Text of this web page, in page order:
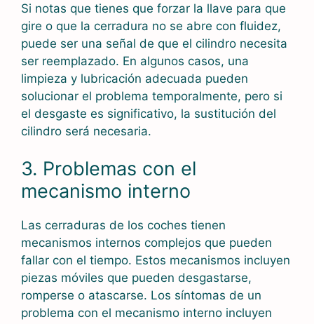
Si notas que tienes que forzar la llave para que
gire o que la cerradura no se abre con fluidez,
puede ser una señal de que el cilindro necesita
ser reemplazado. En algunos casos, una
limpieza y lubricación adecuada pueden
solucionar el problema temporalmente, pero si
el desgaste es significativo, la sustitución del
cilindro será necesaria.
3. Problemas con el
mecanismo interno
Las cerraduras de los coches tienen
mecanismos internos complejos que pueden
fallar con el tiempo. Estos mecanismos incluyen
piezas móviles que pueden desgastarse,
romperse o atascarse. Los síntomas de un
problema con el mecanismo interno incluyen